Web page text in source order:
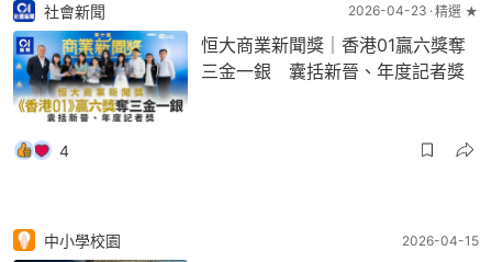
社會新聞 2026-04-23 精選 ★
恒大商業新聞獎｜香港01贏六獎奪
三金一銀 囊括新晉、年度記者獎
4
中小學校園 2026-04-15